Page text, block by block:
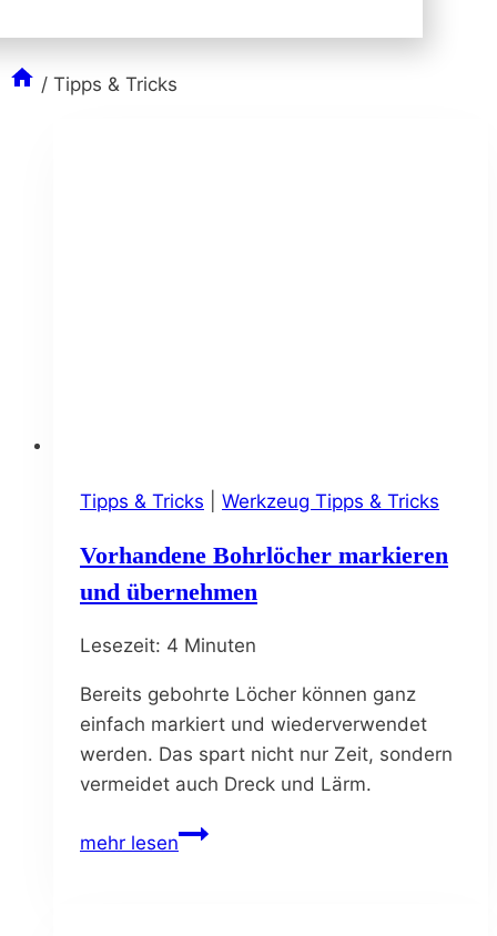
/ Tipps & Tricks
Tipps & Tricks Werkzeug Tipps & Tricks
Vorhandene Bohrlöcher markieren
und übernehmen
Lesezeit: 4 Minuten
Bereits gebohrte Löcher können ganz
einfach markiert und wiederverwendet
werden. Das spart nicht nur Zeit, sondern
vermeidet auch Dreck und Lärm.
mehr lesenVorhandene